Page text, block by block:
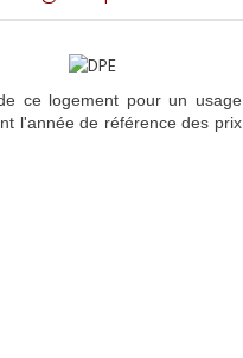
ce logement pour un usage
l'année de référence des prix